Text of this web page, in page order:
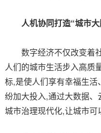
人机协同打造“城市大
数字经济不仅改变着
人们的城市生活步入高质
标,是使人们享有幸福生
纷加大投入,通过大数据
城市治理现代化,让城市可